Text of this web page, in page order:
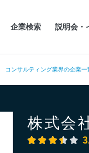
企業検索 説明会・
コンサルティング業界の企業一
株式会